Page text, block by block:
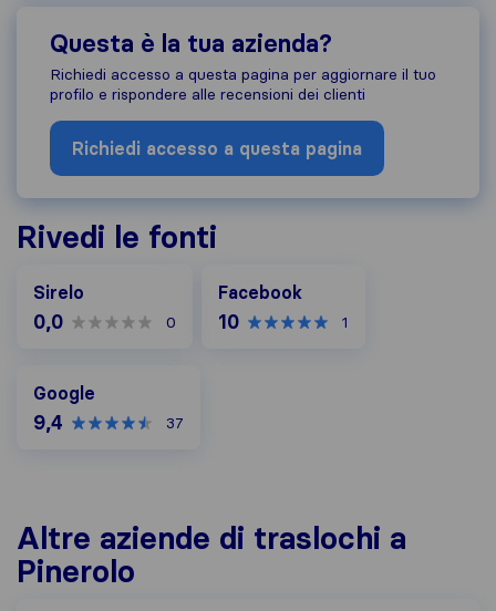
Questa è la tua azienda?
Richiedi accesso a questa pagina per aggiornare il tuo
profilo e rispondere alle recensioni dei clienti
Richiedi accesso a questa pagina
Rivedi le fonti
Sirelo
0,0 0
Facebook
10 1
Google
9,4 37
Altre aziende di traslochi a
Pinerolo